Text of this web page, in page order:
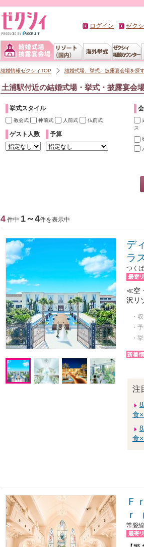
ログイン ゼク
結婚情報ゼクシィTOP 結婚式場、挙式、披露宴会場を探
土浦駅付近の結婚式場・挙式・披露宴会
挙式スタイル
教会式 神前式 人前式 仏前式
ゲスト人数 予算
ス
4 件中 1～4件を表示中
デ
ラ
つく
≪空
沢リ
・
・
・
注
食
食
Ｆ
ｒ
常磐